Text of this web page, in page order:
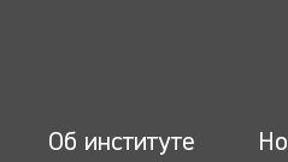
Об институте